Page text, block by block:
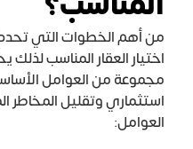
من أهم الخطوات التي تحدد
اختيار العقار المناسب
مجموعة من العوامل
استثماري وتقليل المخاطر
العوامل: